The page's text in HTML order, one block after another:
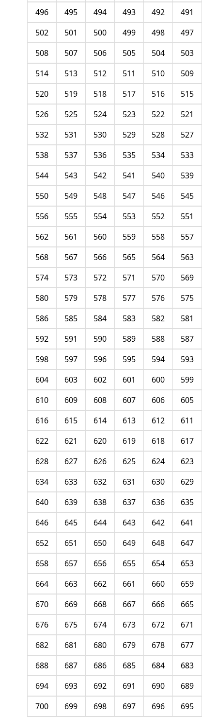
491
492
493
494
495
496
497
498
499
500
501
502
503
504
505
506
507
508
509
510
511
512
513
514
515
516
517
518
519
520
521
522
523
524
525
526
527
528
529
530
531
532
533
534
535
536
537
538
539
540
541
542
543
544
545
546
547
548
549
550
551
552
553
554
555
556
557
558
559
560
561
562
563
564
565
566
567
568
569
570
571
572
573
574
575
576
577
578
579
580
581
582
583
584
585
586
587
588
589
590
591
592
593
594
595
596
597
598
599
600
601
602
603
604
605
606
607
608
609
610
611
612
613
614
615
616
617
618
619
620
621
622
623
624
625
626
627
628
629
630
631
632
633
634
635
636
637
638
639
640
641
642
643
644
645
646
647
648
649
650
651
652
653
654
655
656
657
658
659
660
661
662
663
664
665
666
667
668
669
670
671
672
673
674
675
676
677
678
679
680
681
682
683
684
685
686
687
688
689
690
691
692
693
694
695
696
697
698
699
700